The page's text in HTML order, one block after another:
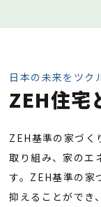
日本の未来をツク
ZEH住宅
ZEH基準の家づく
取り組み、家のエ
す。ZEH基準の家
抑えることができ